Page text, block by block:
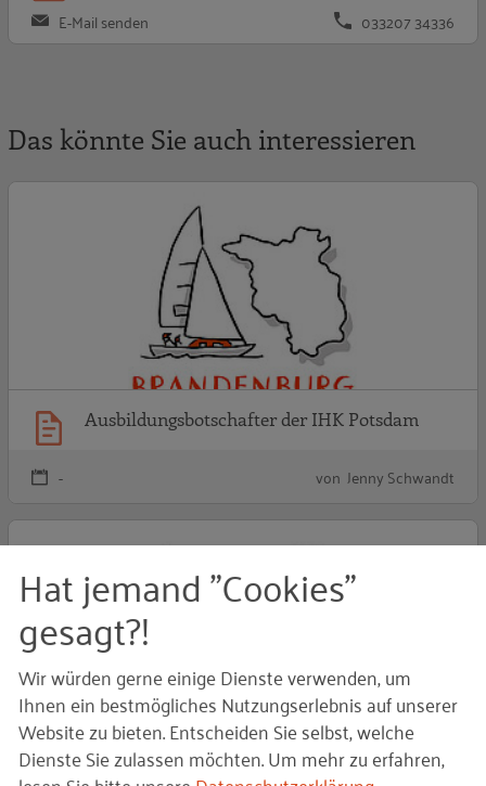
E-Mail senden 033207 34336
Das könnte Sie auch interessieren
Ausbildungsbotschafter der IHK Potsdam
- von Jenny Schwandt
Starke Typen
Hat jemand "Cookies"
gesagt?!
Wir würden gerne einige Dienste verwenden, um
Ihnen ein bestmögliches Nutzungserlebnis auf unserer
Website zu bieten. Entscheiden Sie selbst, welche
Dienste Sie zulassen möchten.Um mehr zu erfahren,